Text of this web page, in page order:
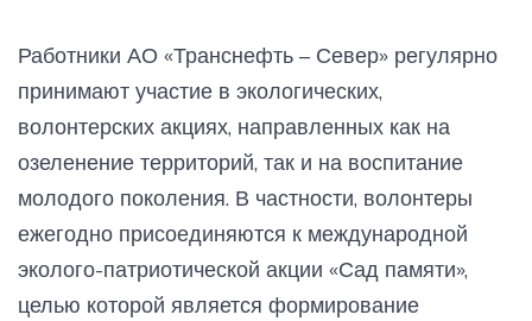
Работники АО «Транснефть – Север» регулярно
принимают участие в экологических,
волонтерских акциях, направленных как на
озеленение территорий, так и на воспитание
молодого поколения. В частности, волонтеры
ежегодно присоединяются к международной
эколого-патриотической акции «Сад памяти»,
целью которой является формирование